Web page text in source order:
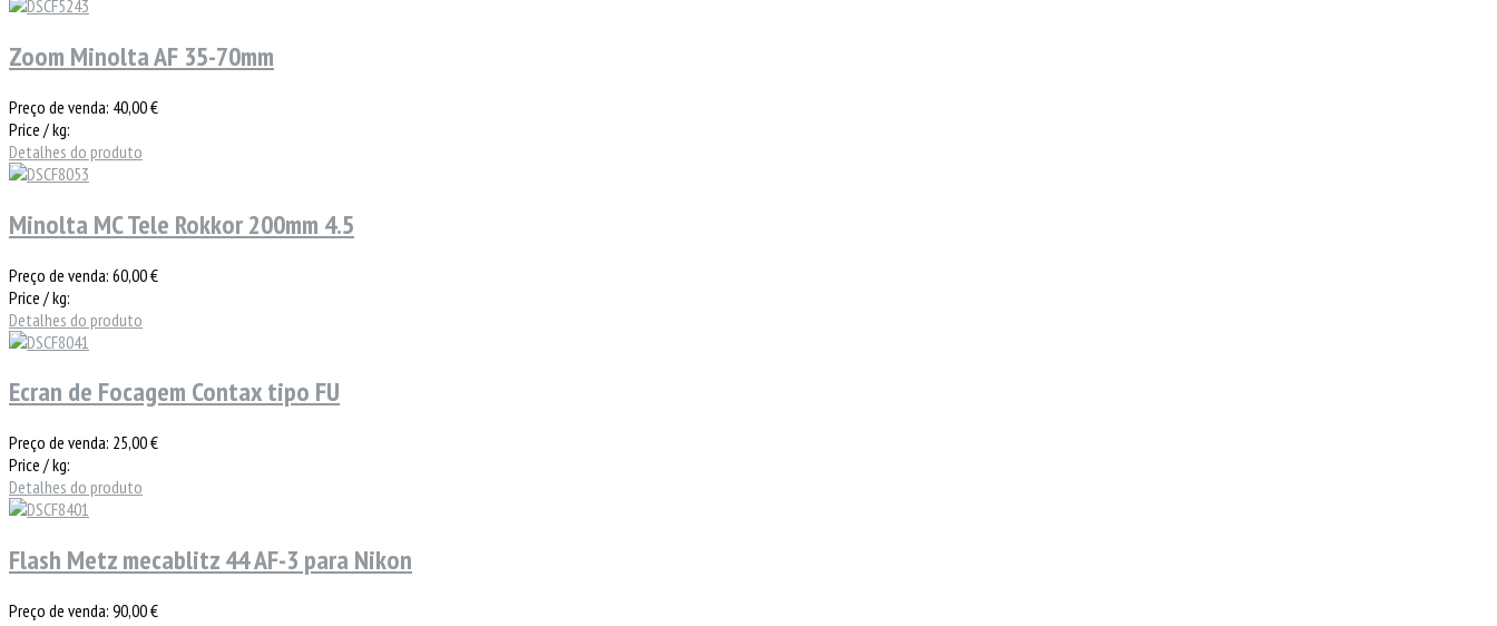
Zoom Minolta AF 35-70mm
Preço de venda: 40,00 €
Price / kg:
Detalhes do produto
Minolta MC Tele Rokkor 200mm 4.5
Preço de venda: 60,00 €
Price / kg:
Detalhes do produto
Ecran de Focagem Contax tipo FU
Preço de venda: 25,00 €
Price / kg:
Detalhes do produto
Flash Metz mecablitz 44 AF-3 para Nikon
Preço de venda: 90,00 €